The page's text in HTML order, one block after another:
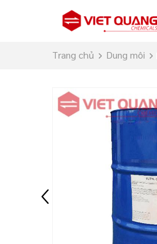
Trang chủ Dung môi